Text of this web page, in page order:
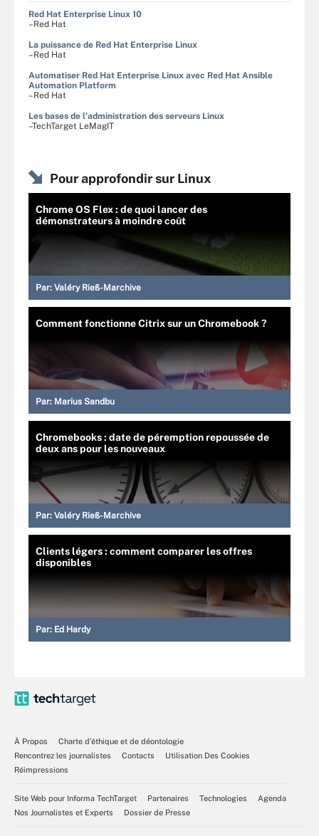
Red Hat Enterprise Linux 10
–Red Hat
La puissance de Red Hat Enterprise Linux
–Red Hat
Automatiser Red Hat Enterprise Linux avec Red Hat Ansible
Automation Platform
–Red Hat
Les bases de l'administration des serveurs Linux
–TechTarget LeMagIT
Pour approfondir sur Linux
Chrome OS Flex : de quoi lancer des
démonstrateurs à moindre coût
Par: Valéry Rieß-Marchive
Comment fonctionne Citrix sur un Chromebook ?
Par: Marius Sandbu
Chromebooks : date de péremption repoussée de
deux ans pour les nouveaux
Par: Valéry Rieß-Marchive
Clients légers : comment comparer les offres
disponibles
Par: Ed Hardy
À Propos
Charte d’éthique et de déontologie
Rencontrez les journalistes
Contacts
Utilisation Des Cookies
Réimpressions
Site Web pour Informa TechTarget Partenaires Technologies
Agenda
Nos Journalistes et Experts
Dossier de Presse